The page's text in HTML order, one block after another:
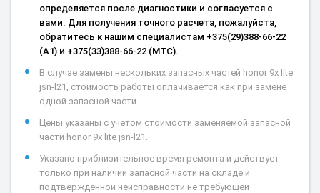
определяется после диагностики и согласуется с
вами. Для получения точного расчета, пожалуйста,
обратитесь к нашим специалистам +375(29)388-66-22
(А1) и +375(33)388-66-22 (МТС).
В случае замены нескольких запасных частей honor 9x lite
jsn-l21, стоимость работы оплачивается как при замене
одной запасной части.
Цены указаны с учетом стоимости заменяемой запасной
части honor 9x lite jsn-l21.
Указано приблизительное время ремонта и действует
только при наличии запасной части на складе и
подтвержденной неисправности не требующей